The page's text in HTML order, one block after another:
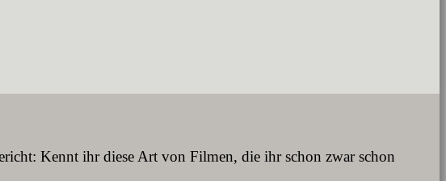
Kennt ihr diese Art von Filmen, die ihr schon zwar schon